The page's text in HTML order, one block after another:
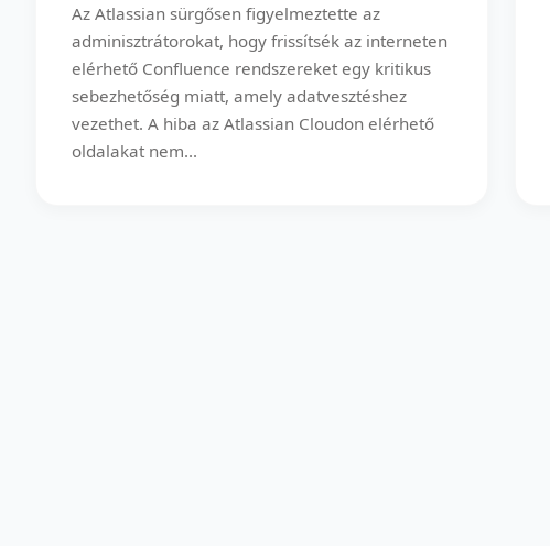
Az Atlassian sürgősen figyelmeztette az
adminisztrátorokat, hogy frissítsék az interneten
elérhető Confluence rendszereket egy kritikus
sebezhetőség miatt, amely adatvesztéshez
vezethet. A hiba az Atlassian Cloudon elérhető
oldalakat nem...